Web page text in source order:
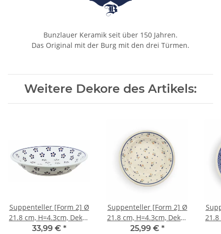
Bunzlauer Keramik seit über 150 Jahren.
Das Original mit der Burg mit den drei Türmen.
Weitere Dekore des Artikels:
Suppenteller [Form 2] Ø
21.8 cm, H=4.3cm, Dekor
1
33,99 € *
Suppenteller [Form 2] Ø
21.8 cm, H=4.3cm, Dekor
111
25,99 € *
21.8